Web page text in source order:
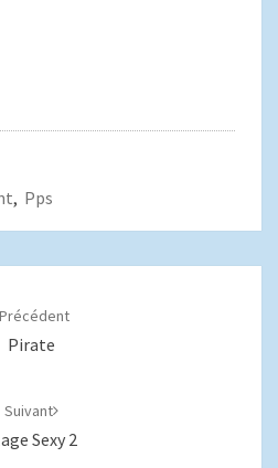
, Pps
Pirate
Suivant
Sexy 2